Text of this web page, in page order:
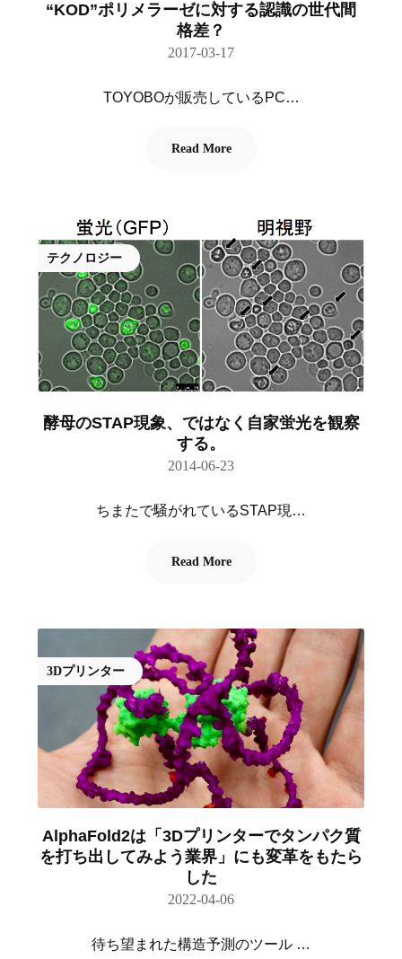
“KOD”ポリメラーゼに対する認識の世代間
格差？
2017-03-17
TOYOBOが販売しているPC…
Read More
テクノロジー
酵母のSTAP現象、ではなく自家蛍光を観察
する。
2014-06-23
ちまたで騒がれているSTAP現…
Read More
3Dプリンター
AlphaFold2は「3Dプリンターでタンパク質
を打ち出してみよう業界」にも変革をもたら
した
2022-04-06
待ち望まれた構造予測のツール …